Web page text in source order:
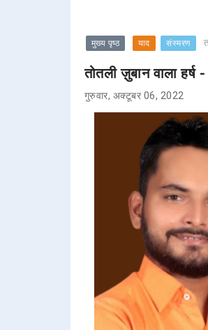
मुख्य पृष्ठ याद संस्मरण
तोतली ज़ुबान वाला हर्ष
गुरुवार, अक्टूबर 06, 2022